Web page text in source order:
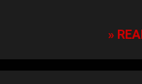
原來 傳統桌面模式 已
空城計的 gcin。
»